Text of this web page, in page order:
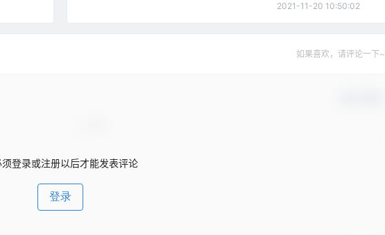
2021-11-20 10:50:02
如果喜欢，请评论一下~
登录或注册以后才能发表评论
登录